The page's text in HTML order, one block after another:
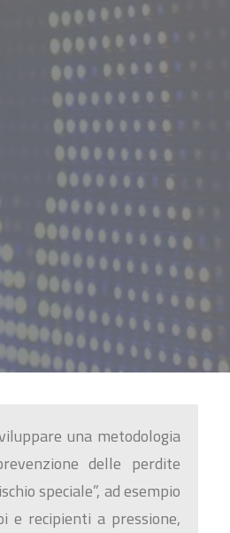
una metodologia
delle perdite
speciale”, ad esempio
e recipienti a pressione,